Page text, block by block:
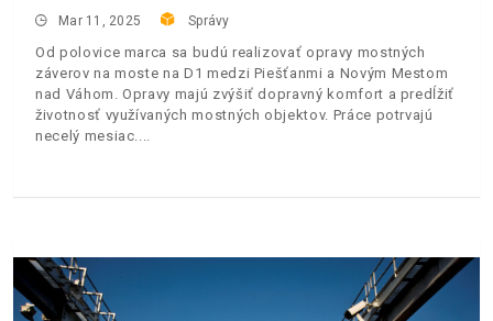
Mar 11, 2025 Správy
Od polovice marca sa budú realizovať opravy mostných
záverov na moste na D1 medzi Piešťanmi a Novým Mestom
nad Váhom. Opravy majú zvýšiť dopravný komfort a predĺžiť
životnosť využívaných mostných objektov. Práce potrvajú
necelý mesiac.